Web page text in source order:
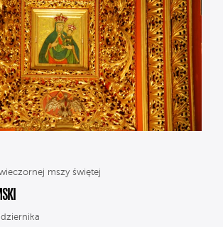
mszy świętej